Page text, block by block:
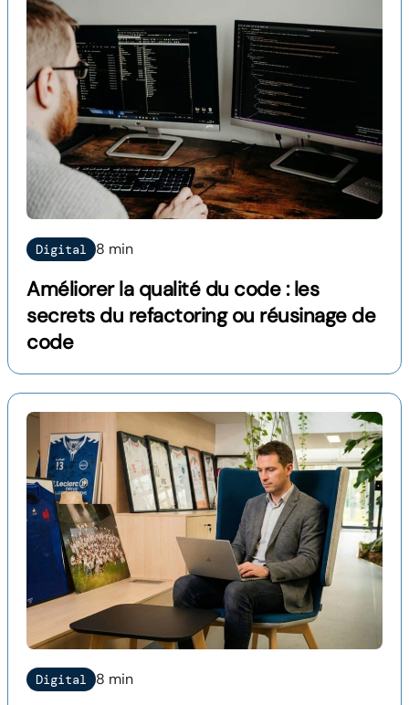
Digital 8 min
Améliorer la qualité du code : les
secrets du refactoring ou réusinage de
code
Digital 8 min